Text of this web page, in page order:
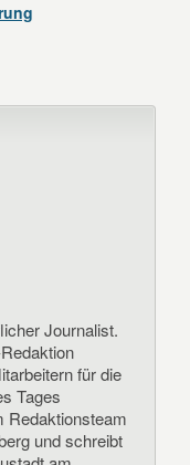
Journalist.
für die
Tages
Redaktionsteam
und schreibt